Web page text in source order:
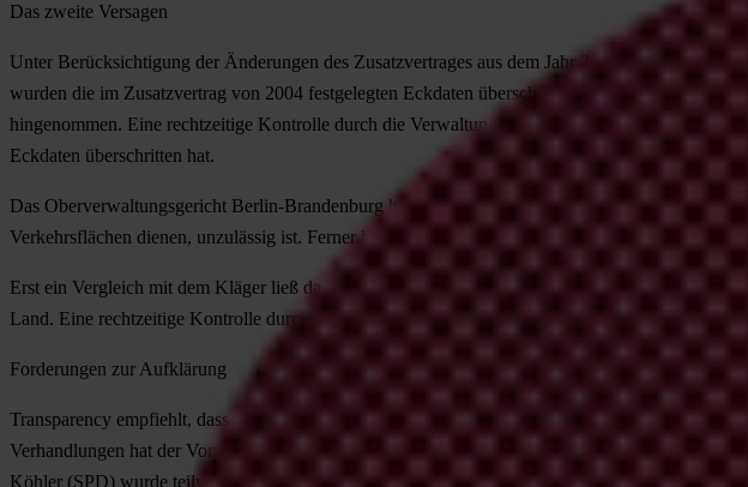
Das zweite Versagen
Unter Berücksichtigung der Änderungen des Zusatzvertrages aus dem Jahr 2004 wurde im Jahr
wurden die im Zusatzvertrag von 2004 festgelegten Eckdaten überschritten. So wurde die
hingenommen. Eine rechtzeitige Kontrolle durch die Verwaltung hat nicht stattgefunden. Das
Eckdaten überschritten hat.
Das Oberverwaltungsgericht Berlin-Brandenburg hat in seinem Urteil vom 18.12.2007 zum
Verkehrsflächen dienen, unzulässig ist. Ferner hat das Gericht teilweise erhebliche
Erst ein Vergleich mit dem Kläger ließ das Urteil nicht rechtskräftig werden. Das Land hat dem
Land. Eine rechtzeitige Kontrolle durch die Verwaltung hat nicht stattgefunden.
Forderungen zur Aufklärung
Transparency empfiehlt, dass der Vorsitzende eines Untersuchungsausschusses nicht der Partei
Verhandlungen hat der Vorsitzende gerecht und unparteiisch zu führen, wie das auch vom
Köhler (SPD) wurde teilweise die Neutralität des Vorsitzenden vermisst. Das hat zu einer